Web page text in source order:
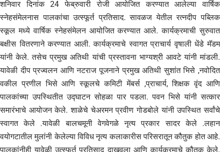
शनिवार दिनांक 24 फेब्रुवारी रोजी आयोजित करण्यात आलेल्या वार्षिक
स्नेहसंमेलनास पालकांचा उत्स्फूर्त प्रतिसाद. सावळज येतील रत्नदीप पब्लिक
स्कूल मध्ये वार्षिक स्नेहसंमेलन आयोजित करण्यात आले. कार्यक्रमाची सुरुवात
बक्षीस वितरणाने करण्यात आली. कार्यक्रमाचे स्वागत प्राचार्य वृषाली धेंडे मॅडम
यांनी केले. तसेच प्रमुख अतिथी यांची प्रस्तावना भाग्यश्री आवटे यांनी मांडली.
यावेळी दीप प्रज्वलन आणि नटराज पूजनाने प्रमुख अतिथी सुशांत भिसे ,नवोदित
वकील प्रणील भिसे आणि स्कूलचे कमिटी मेंबर्स ,प्राचार्य, शिक्षक वृंद आणि
पालकांच्या उपस्थितीत उद्घाटन सोहळा पार पडला. पवन भिसे यांनी सत्कार
समारंभाचे आयोजन केले. शाळेचे चेअरमन प्रवीण गोडबोले यांनी उपस्थित सर्वांचे
स्वागत केले .यावेळी बालचमूनी वेगवेगळे नृत्य प्रकार सादर केले .लहान
वयोगटातील मुलांनी केलेल्या विविध नृत्य कलाकारीस परिसरातून कौतुक होत आहे.
पालकांनीही यावेळी उत्स्फूर्त प्रतिसाद दाखवला आणि कार्यक्रमाचे कौतुक केले.